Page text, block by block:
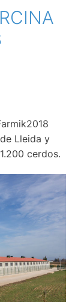
Lleida y
cerdos.